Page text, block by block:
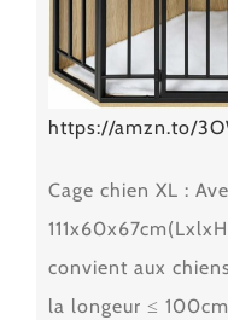
https://amzn.to/
Cage chien XL :
convient aux
la longeur ≤